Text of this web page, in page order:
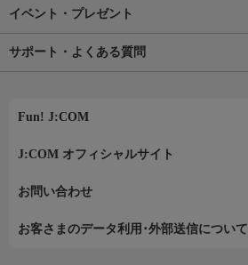
イベント・プレゼント
サポート・よくある質問
Fun! J:COM
J:COM オフィシャルサイト
お問い合わせ
お客さまのデータ利用･外部送信について